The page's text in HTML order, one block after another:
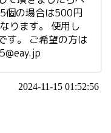
個の場合は500円
ります。 使用し
す。 ご希望の方は
2024-11-15 01:52:56